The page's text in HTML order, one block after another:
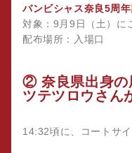
バンビシャス奈良5周
対象：9月9日（土）に
配布場所：入場口
② 奈良県出身の
ツテツロウさん
14:32頃に、コートサ